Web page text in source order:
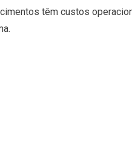
têm custos